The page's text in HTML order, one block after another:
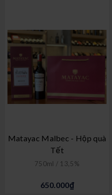
Matayac Malbec - Hộp quà
Tết
750ml / 13,5%
650.000₫